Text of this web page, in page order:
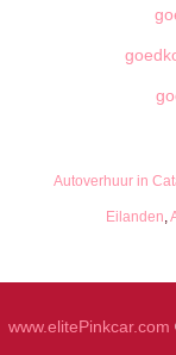
Autoverhuur in
Eilanden,
www.elitePinkcar.com